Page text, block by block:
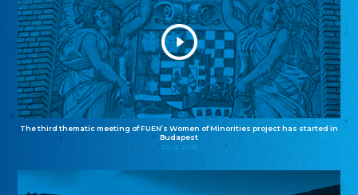
The third thematic meeting of FUEN’s Women of Minorities project has started in
Budapest
02.12.2025